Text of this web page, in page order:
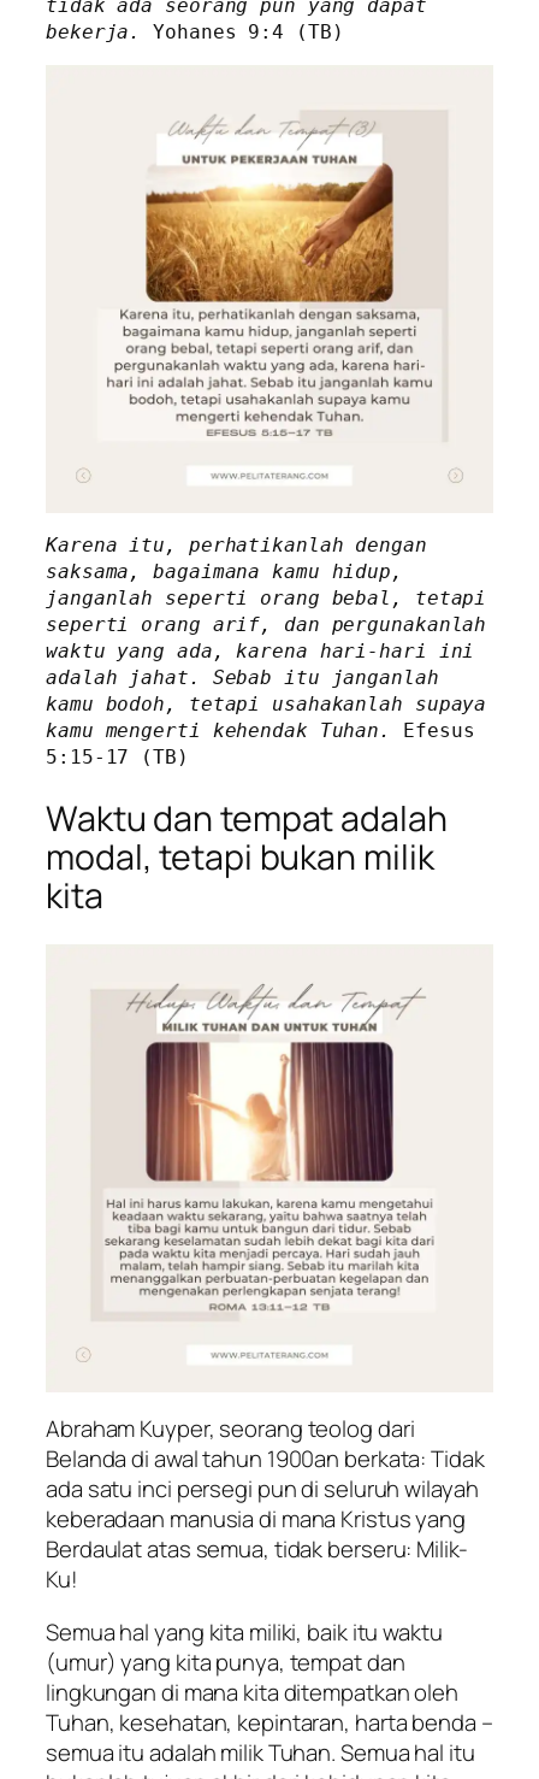
tidak ada seorang pun yang dapat
bekerja. Yohanes 9:4 (TB)
Karena itu, perhatikanlah dengan
saksama, bagaimana kamu hidup,
janganlah seperti orang bebal, tetapi
seperti orang arif, dan pergunakanlah
waktu yang ada, karena hari-hari ini
adalah jahat. Sebab itu janganlah
kamu bodoh, tetapi usahakanlah supaya
kamu mengerti kehendak Tuhan.
Efesus
5:15-17 (TB)
Waktu dan tempat adalah
modal, tetapi bukan milik
kita
Abraham Kuyper, seorang teolog dari
Belanda di awal tahun 1900an berkata:Tidak
ada satu inci persegi pun di seluruh wilayah
keberadaan manusia di mana Kristus yang
Berdaulat atas semua, tidak berseru: Milik-
Ku!
Semua hal yang kita miliki, baik itu waktu
(umur) yang kita punya, tempat dan
lingkungan di mana kita ditempatkan oleh
Tuhan, kesehatan, kepintaran, harta benda –
semua itu adalah milik Tuhan. Semua hal itu